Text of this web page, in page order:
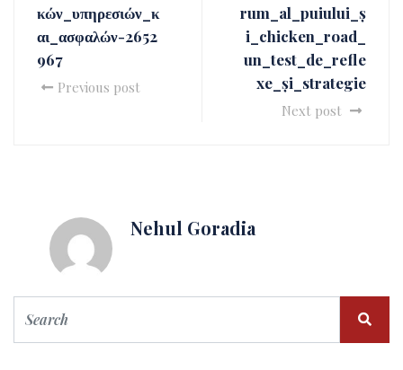
κών_υπηρεσιών_κ
αι_ασφαλών-2652
967
Previous post
rum_al_puiului_ș
i_chicken_road_
un_test_de_refle
xe_și_strategie
Next post
Nehul Goradia